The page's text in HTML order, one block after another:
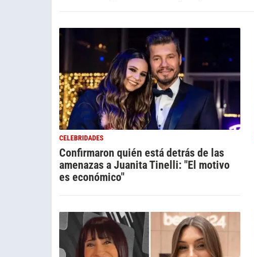
CELEBRIDADES
Confirmaron quién está detrás de las
amenazas a Juanita Tinelli: "El motivo
es económico"